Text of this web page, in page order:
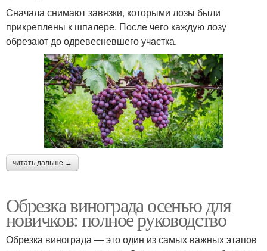
Сначала снимают завязки, которыми лозы были
прикреплены к шпалере. После чего каждую лозу
обрезают до одревесневшего участка.
читать дальше →
Обрезка винограда осенью для
новичков: полное руководство
Обрезка винограда — это один из самых важных этапов